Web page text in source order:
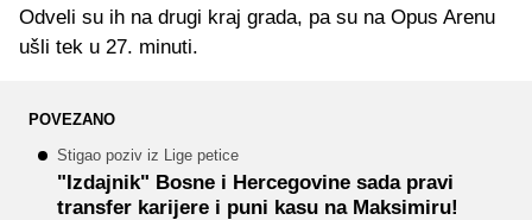
Odveli su ih na drugi kraj grada, pa su na Opus Arenu
ušli tek u 27. minuti.
POVEZANO
Stigao poziv iz Lige petice
"Izdajnik" Bosne i Hercegovine sada pravi
transfer karijere i puni kasu na Maksimiru!